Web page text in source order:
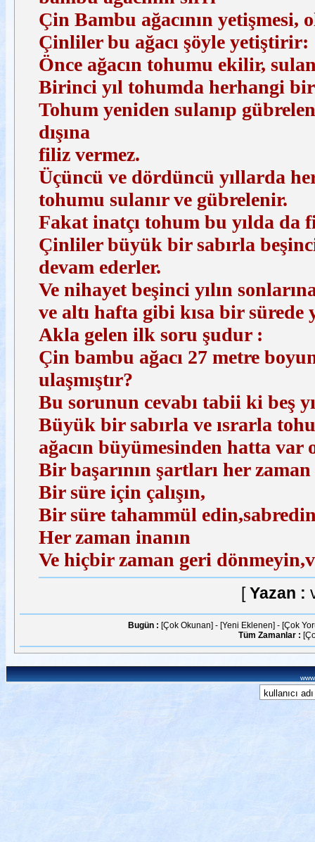
Çin Bambu ağacının
Çinliler bu ağacı şöyle yetiştirir:
Önce ağacın tohumu ekilir,
Birinci yıl tohumda herhangi
Tohum yeniden sulanıp
dışına
filiz vermez.
Üçüncü ve dördüncü yıllarda
tohumu sulanır ve gübrelenir.
Fakat inatçı tohum bu yılda da
Çinliler büyük bir sabırla
devam ederler.
Ve nihayet beşinci yılın
ve altı hafta gibi kısa bir sürede
Akla gelen ilk soru şudur :
Çin bambu ağacı 27 metre
ulaşmıştır?
Bu sorunun cevabı tabii ki beş
Büyük bir sabırla ve ısrarla
ağacın büyümesinden hatta
Bir başarının şartları her
Bir süre için çalışın,
Bir süre tahammül
Her zaman inanın
Ve hiçbir zaman geri
[Yazan :
Bugün : [Çok Okunan] - [Yeni Eklenen] - [Çok
Tüm Zamanlar :